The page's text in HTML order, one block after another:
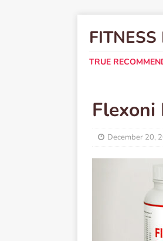
TRUE
Flexoni
December 20,